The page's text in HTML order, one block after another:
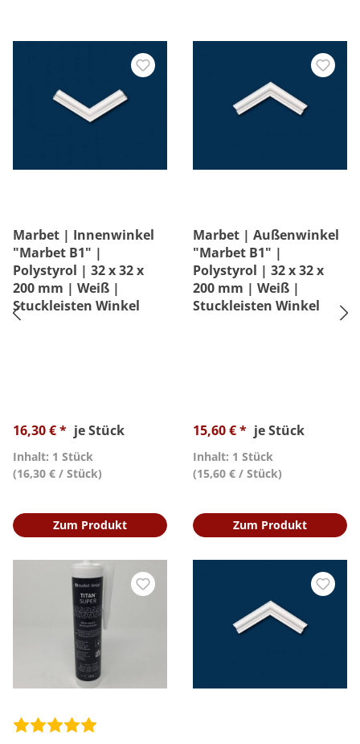
Marbet | Innenwinkel
"Marbet B1" |
Polystyrol | 32 x 32 x
200 mm | Weiß |
Stuckleisten Winkel
16,30 € * je Stück
Inhalt: 1 Stück
(16,30 € / Stück)
Zum Produkt
Marbet | Außenwinkel
"Marbet B1" |
Polystyrol | 32 x 32 x
200 mm | Weiß |
Stuckleisten Winkel
15,60 € * je Stück
Inhalt: 1 Stück
(15,60 € / Stück)
Zum Produkt